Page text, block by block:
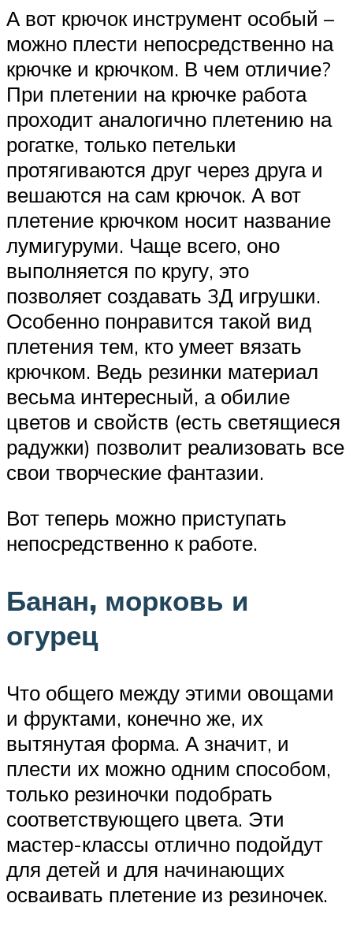
А вот крючок инструмент особый –
можно плести непосредственно на
крючке и крючком. В чем отличие?
При плетении на крючке работа
проходит аналогично плетению на
рогатке, только петельки
протягиваются друг через друга и
вешаются на сам крючок. А вот
плетение крючком носит название
лумигуруми. Чаще всего, оно
выполняется по кругу, это
позволяет создавать 3Д игрушки.
Особенно понравится такой вид
плетения тем, кто умеет вязать
крючком. Ведь резинки материал
весьма интересный, а обилие
цветов и свойств (есть светящиеся
радужки) позволит реализовать все
свои творческие фантазии.
Вот теперь можно приступать
непосредственно к работе.
Банан, морковь и
огурец
Что общего между этими овощами
и фруктами, конечно же, их
вытянутая форма. А значит, и
плести их можно одним способом,
только резиночки подобрать
соответствующего цвета. Эти
мастер-классы отлично подойдут
для детей и для начинающих
осваивать плетение из резиночек.